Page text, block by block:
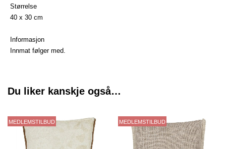
Størrelse
40 x 30 cm
Informasjon
Innmat følger med.
Du liker kanskje også…
MEDLEMSTILBUD MEDLEMSTILBUD